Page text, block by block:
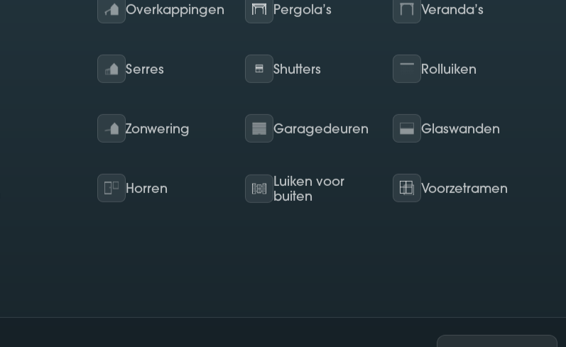
Overkappingen Pergola’s Veranda’s
Serres Shutters Rolluiken
Zonwering Garagedeuren Glaswanden
Horren
Luiken voor
buiten
Voorzetramen